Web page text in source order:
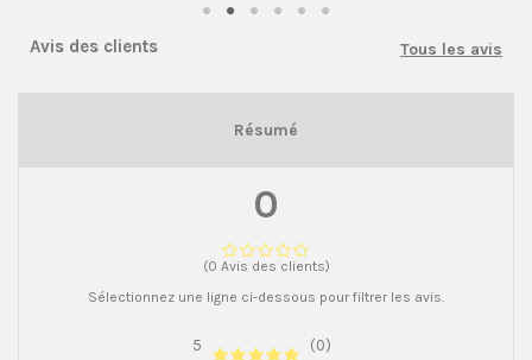
Avis des clients Tous les avis
Résumé
0
(0 Avis des clients)
Sélectionnez une ligne ci-dessous pour filtrer les avis.
5
(0)